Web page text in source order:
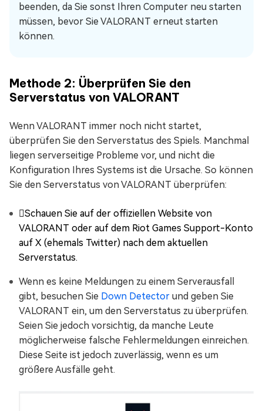
beenden, da Sie sonst Ihren Computer neu starten
müssen, bevor Sie VALORANT erneut starten
können.
Methode 2: Überprüfen Sie den
Serverstatus von VALORANT
Wenn VALORANT immer noch nicht startet,
überprüfen Sie den Serverstatus des Spiels. Manchmal
liegen serverseitige Probleme vor, und nicht die
Konfiguration Ihres Systems ist die Ursache. So können
Sie den Serverstatus von VALORANT überprüfen:
Schauen Sie auf der offiziellen Website von
VALORANT oder auf dem Riot Games Support-Konto
auf X (ehemals Twitter) nach dem aktuellen
Serverstatus.
Wenn es keine Meldungen zu einem Serverausfall
gibt, besuchen Sie Down Detector und geben Sie
VALORANT ein, um den Serverstatus zu überprüfen.
Seien Sie jedoch vorsichtig, da manche Leute
möglicherweise falsche Fehlermeldungen einreichen.
Diese Seite ist jedoch zuverlässig, wenn es um
größere Ausfälle geht.